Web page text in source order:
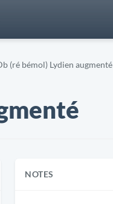
(ré bémol) Lydien augmenté
NOTES